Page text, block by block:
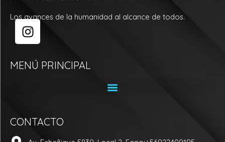
Los avances de la humanidad al alcance de todos.
I
n
t
m
MENÚ PRINCIPAL
CONTACTO